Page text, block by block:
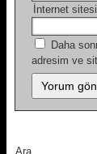
İnternet sitesi
Daha
adresim ve
Ara